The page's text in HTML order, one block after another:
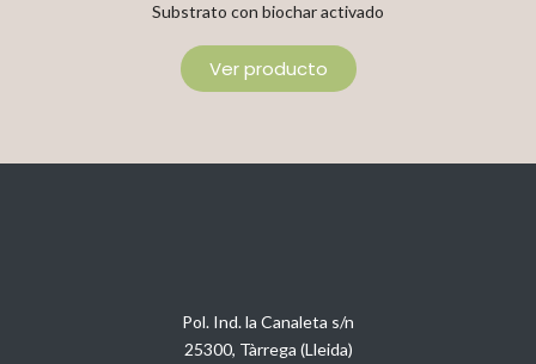
Substrato con biochar activado
Ver producto
Pol. Ind. la Canaleta s/n
25300, Tàrrega (Lleida)